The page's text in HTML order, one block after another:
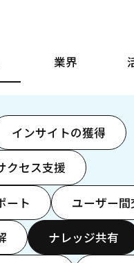
業界
インサイトの獲得
クセス支援
ート ユーザー間
ナレッジ共有